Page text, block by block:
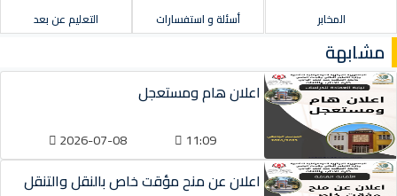
المخابر أسئلة و استفسارات التعليم عن بعد
مشابهة
اعلان هام ومستعجل
11:09
2026-07-08
اعلان عن منح مؤقت خاص بالنقل والتنقل